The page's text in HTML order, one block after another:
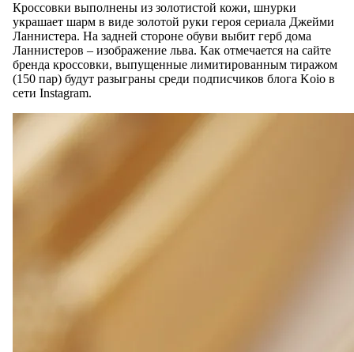
Кроссовки выполнены из золотистой кожи, шнурки
украшает шарм в виде золотой руки героя сериала Джейми
Ланнистера. На задней стороне обуви выбит герб дома
Ланнистеров – изображение льва. Как отмечается на сайте
бренда кроссовки, выпущенные лимитированным тиражом
(150 пар) будут разыграны среди подписчиков блога Koio в
сети Instagram.